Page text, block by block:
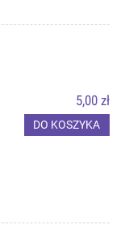
5,00 zł
DO KOSZYKA